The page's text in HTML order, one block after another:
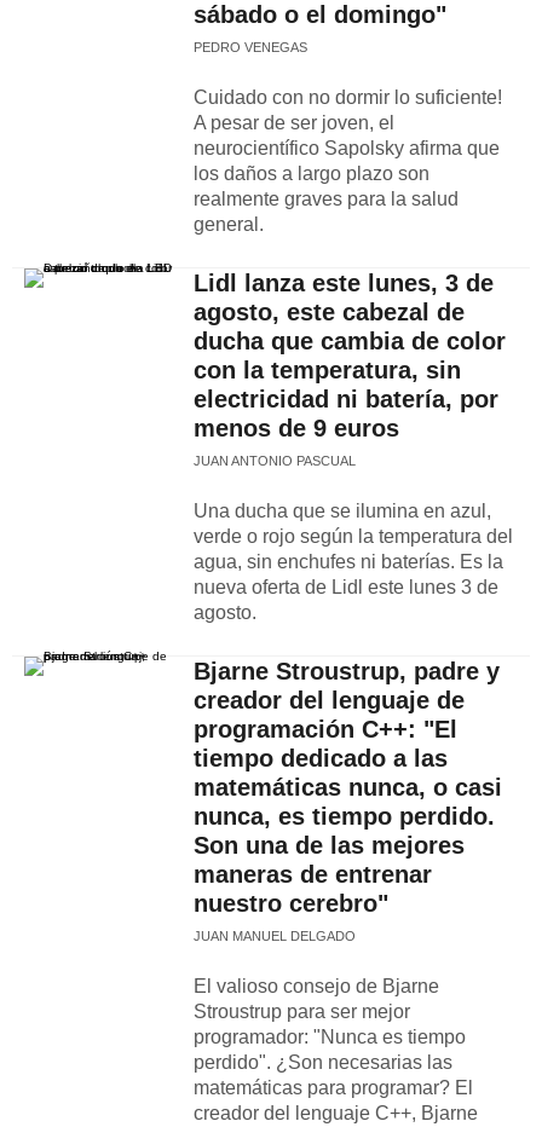
sábado o el domingo"
PEDRO VENEGAS
Cuidado con no dormir lo suficiente!
A pesar de ser joven, el
neurocientífico Sapolsky afirma que
los daños a largo plazo son
realmente graves para la salud
general.
Lidl lanza este lunes, 3 de
agosto, este cabezal de
ducha que cambia de color
con la temperatura, sin
electricidad ni batería, por
menos de 9 euros
JUAN ANTONIO PASCUAL
Una ducha que se ilumina en azul,
verde o rojo según la temperatura del
agua, sin enchufes ni baterías. Es la
nueva oferta de Lidl este lunes 3 de
agosto.
Bjarne Stroustrup, padre y
creador del lenguaje de
programación C++: "El
tiempo dedicado a las
matemáticas nunca, o casi
nunca, es tiempo perdido.
Son una de las mejores
maneras de entrenar
nuestro cerebro"
JUAN MANUEL DELGADO
El valioso consejo de Bjarne
Stroustrup para ser mejor
programador: "Nunca es tiempo
perdido". ¿Son necesarias las
matemáticas para programar? El
creador del lenguaje C++, Bjarne